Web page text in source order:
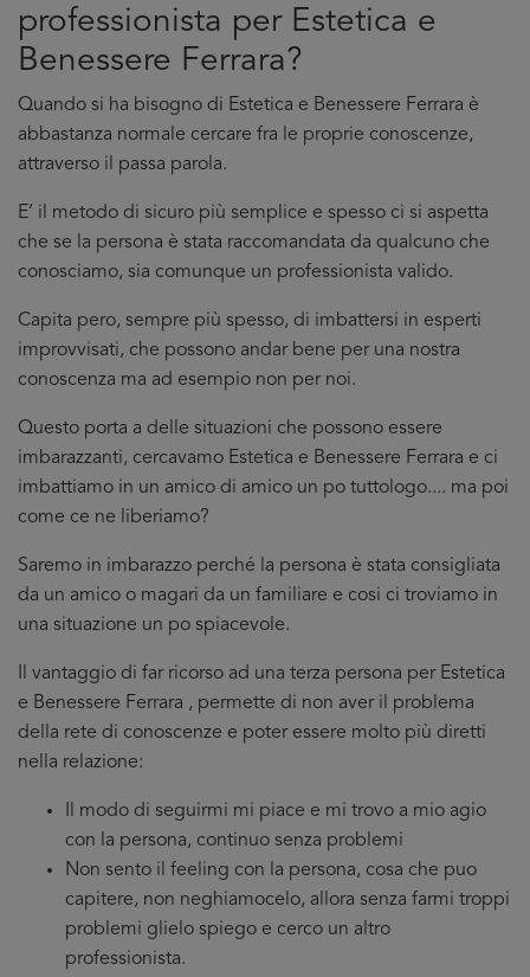
professionista per Estetica e
Benessere Ferrara?
Quando si ha bisogno di Estetica e Benessere Ferrara è
abbastanza normale cercare fra le proprie conoscenze,
attraverso il passa parola.
E’ il metodo di sicuro più semplice e spesso ci si aspetta
che se la persona è stata raccomandata da qualcuno che
conosciamo, sia comunque un professionista valido.
Capita pero, sempre più spesso, di imbattersi in esperti
improvvisati, che possono andar bene per una nostra
conoscenza ma ad esempio non per noi.
Questo porta a delle situazioni che possono essere
imbarazzanti, cercavamo Estetica e Benessere Ferrara e ci
imbattiamo in un amico di amico un po tuttologo.... ma poi
come ce ne liberiamo?
Saremo in imbarazzo perché la persona è stata consigliata
da un amico o magari da un familiare e cosi ci troviamo in
una situazione un po spiacevole.
Il vantaggio di far ricorso ad una terza persona per Estetica
e Benessere Ferrara , permette di non aver il problema
della rete di conoscenze e poter essere molto più diretti
nella relazione:
Il modo di seguirmi mi piace e mi trovo a mio agio
con la persona, continuo senza problemi
Non sento il feeling con la persona, cosa che puo
capitere, non neghiamocelo, allora senza farmi troppi
problemi glielo spiego e cerco un altro
professionista.